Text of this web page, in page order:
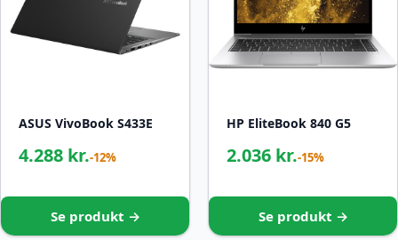
ASUS VivoBook S433E
4.288 kr.-12%
Se produkt →
HP EliteBook 840 G5
2.036 kr.-15%
Se produkt →